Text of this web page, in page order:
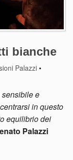
bianche
Palazzi •
e
in questo
equilibrio dei
Palazzi